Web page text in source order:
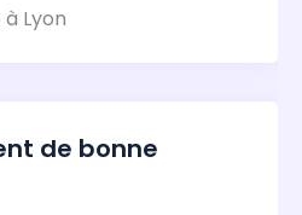
Lyon
de bonne